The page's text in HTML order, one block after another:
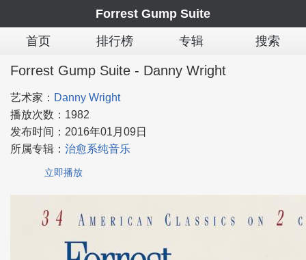
Forrest Gump Suite
首页 排行榜 专辑 搜索
Forrest Gump Suite - Danny Wright
艺术家： Danny Wright
播放次数： 1982
发布时间： 2016年01月09日
所属专辑： 治愈系纯音乐
立即播放